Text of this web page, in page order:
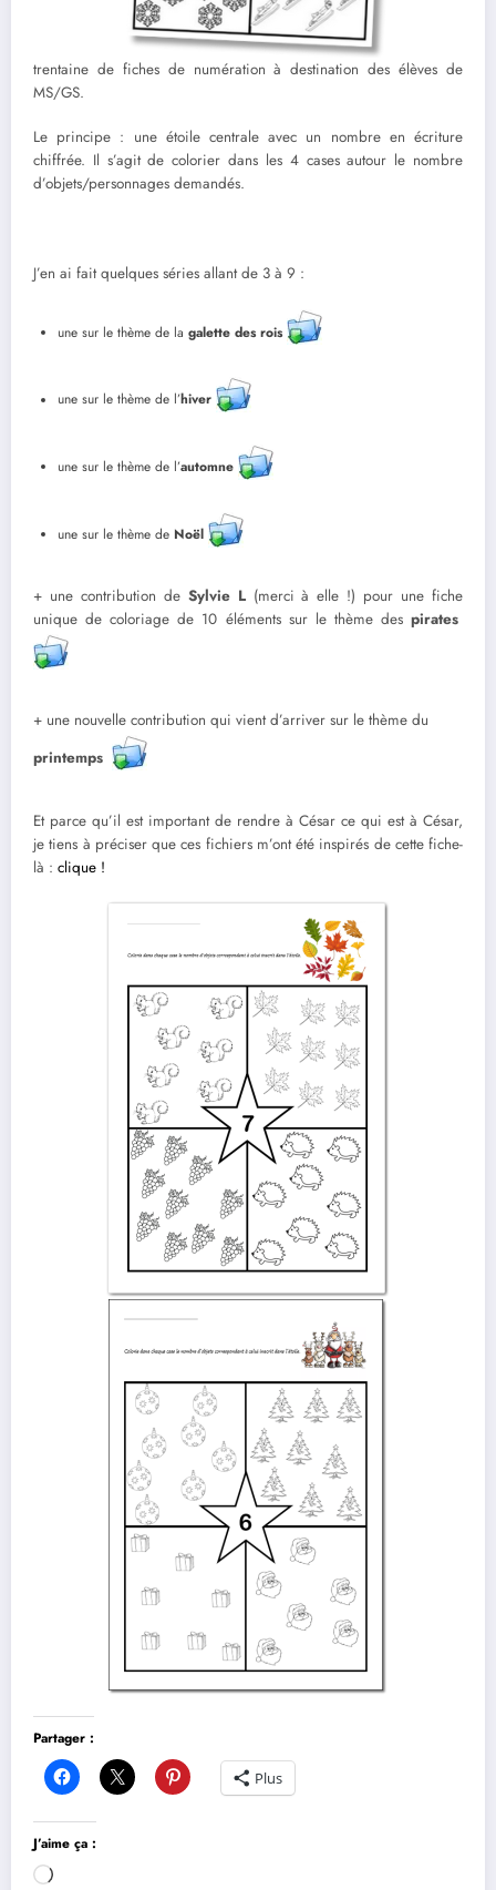
trentaine de fiches de numération à destination des élèves de
MS/GS.
Le principe : une étoile centrale avec un nombre en écriture
chiffrée. Il s’agit de colorier dans les 4 cases autour le nombre
d’objets/personnages demandés.
J’en ai fait quelques séries allant de 3 à 9 :
une sur le thème de la galette des rois
une sur le thème de l’hiver
une sur le thème de l’automne
une sur le thème de Noël
+ une contribution de Sylvie L(merci à elle !) pour une fiche
unique de coloriage de 10 éléments sur le thème des pirates
+ une nouvelle contribution qui vient d’arriver sur le thème du
printemps
Et parce qu’il est important de rendre à César ce qui est à César,
je tiens à préciser que ces fichiers m’ont été inspirés de cette fiche-
là : clique !
Partager :
Plus
J’aime ça :
Chargement…